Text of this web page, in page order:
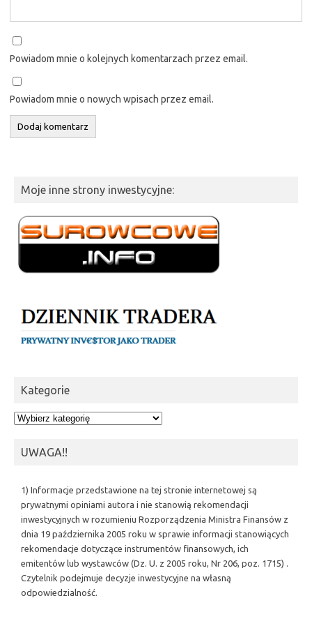
Powiadom mnie o kolejnych komentarzach przez email.
Powiadom mnie o nowych wpisach przez email.
Moje inne strony inwestycyjne:
Kategorie
Kategorie
UWAGA!!
1) Informacje przedstawione na tej stronie internetowej są
prywatnymi opiniami autora i nie stanowią rekomendacji
inwestycyjnych w rozumieniu Rozporządzenia Ministra Finansów z
dnia 19 października 2005 roku w sprawie informacji stanowiących
rekomendacje dotyczące instrumentów finansowych, ich
emitentów lub wystawców (Dz. U. z 2005 roku, Nr 206, poz. 1715) .
Czytelnik podejmuje decyzje inwestycyjne na własną
odpowiedzialność.